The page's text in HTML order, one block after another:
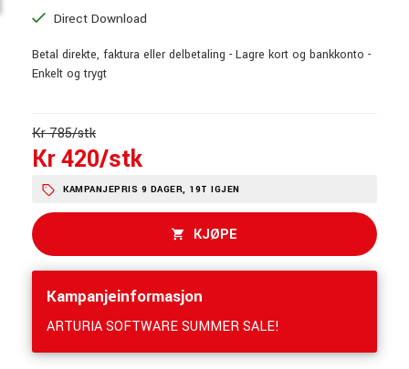
Direct Download
Betal direkte, faktura eller delbetaling - Lagre kort og bankkonto -
Enkelt og trygt
Kr 785/stk
Kr 420/stk
KAMPANJEPRIS 9 DAGER, 19T IGJEN
KJØPE
Kampanjeinformasjon
ARTURIA SOFTWARE SUMMER SALE!